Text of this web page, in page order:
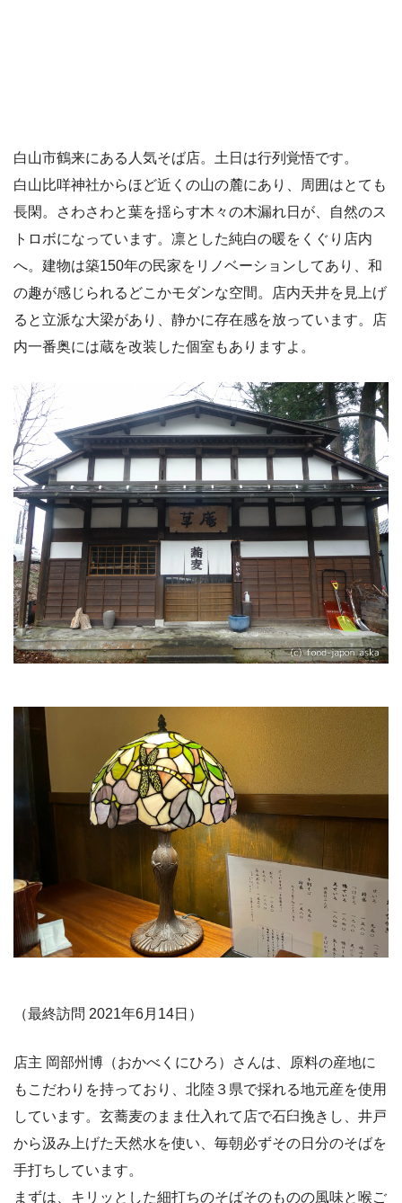
白山市鶴来にある人気そば店。土日は行列覚悟です。
白山比咩神社からほど近くの山の麓にあり、周囲はとても
長閑。さわさわと葉を揺らす木々の木漏れ日が、自然のス
トロボになっています。凛とした純白の暖をくぐり店内
へ。建物は築150年の民家をリノベーションしてあり、和
の趣が感じられるどこかモダンな空間。店内天井を見上げ
ると立派な大梁があり、静かに存在感を放っています。店
内一番奥には蔵を改装した個室もありますよ。
（最終訪問 2021年6月14日）
店主 岡部州博（おかべくにひろ）さんは、原料の産地に
もこだわりを持っており、北陸３県で採れる地元産を使用
しています。玄蕎麦のまま仕入れて店で石臼挽きし、井戸
から汲み上げた天然水を使い、毎朝必ずその日分のそばを
手打ちしています。
まずは、キリッとした細打ちのそばそのものの風味と喉ご